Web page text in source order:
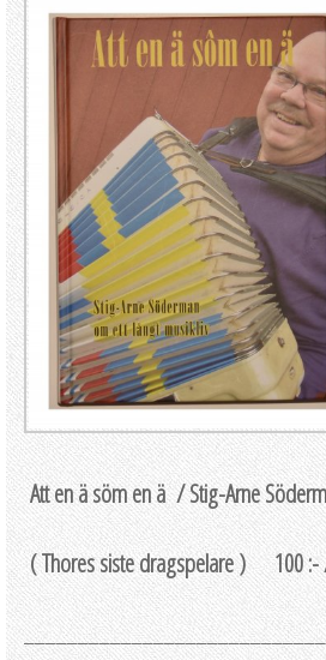
Att en ä söm en ä / Stig-Arne
( Thores siste dragspelare ) 100 :-